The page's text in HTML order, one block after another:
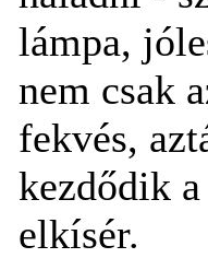
lámpa,
nem csak
fekvés,
kezdődik
elkísér.